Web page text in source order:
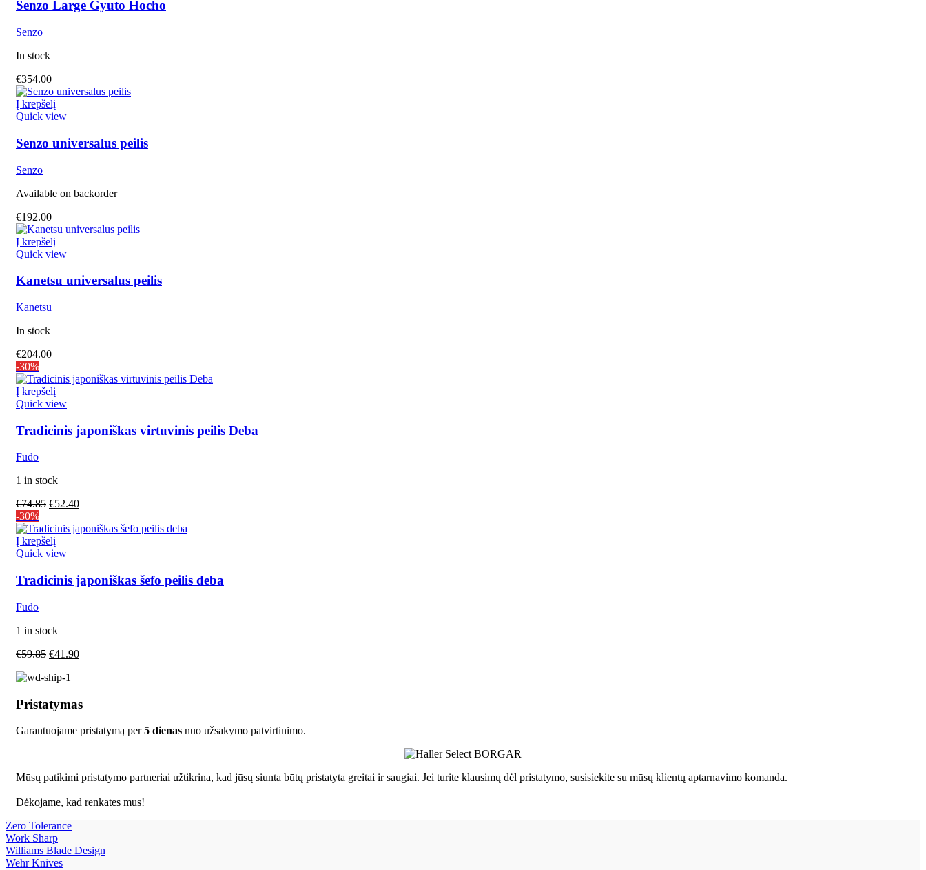
Senzo Large Gyuto Hocho
Senzo
In stock
€354.00
Į krepšelį
Quick view
Senzo universalus peilis
Senzo
Available on backorder
€192.00
Į krepšelį
Quick view
Kanetsu universalus peilis
Kanetsu
In stock
€204.00
-30%
Į krepšelį
Quick view
Tradicinis japoniškas virtuvinis peilis Deba
Fudo
1 in stock
€74.85 €52.40
-30%
Į krepšelį
Quick view
Tradicinis japoniškas šefo peilis deba
Fudo
1 in stock
€59.85 €41.90
Pristatymas
Garantuojame pristatymą per5 dienas nuo užsakymo patvirtinimo.
Mūsų patikimi pristatymo partneriai užtikrina, kad jūsų siunta būtų pristatyta greitai ir saugiai. Jei turite klausimų dėl pristatymo, susisiekite su mūsų klientų aptarnavimo komanda.
Dėkojame, kad renkates mus!
Zero Tolerance
Work Sharp
Williams Blade Design
Wehr Knives